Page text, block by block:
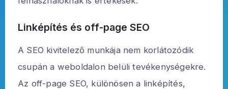
Linképítés és off-page SEO
A SEO kivitelező munkája nem korlátozódik
csupán a weboldalon belüli tevékenységekre.
Az off-page SEO, különösen a linképítés,